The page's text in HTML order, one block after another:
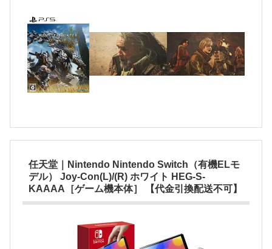
任天堂｜Nintendo Nintendo Switch（有機ELモ
デル） Joy-Con(L)/(R) ホワイト HEG-S-
KAAAA［ゲーム機本体］ 【代金引換配送不可】